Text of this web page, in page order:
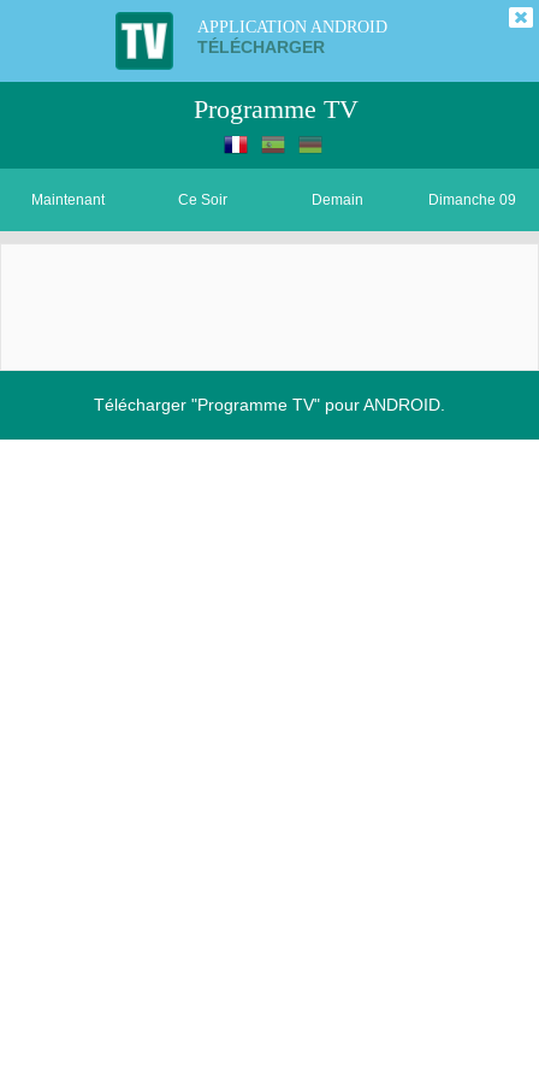
APPLICATION ANDROID
TÉLÉCHARGER
Programme TV
Maintenant Ce Soir Demain Dimanche 09
Télécharger "Programme TV" pour ANDROID.